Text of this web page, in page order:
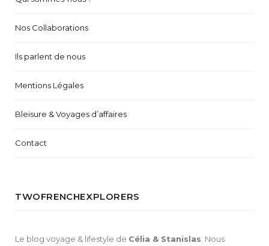
Nos Collaborations
Ils parlent de nous
Mentions Légales
Bleisure & Voyages d’affaires
Contact
TWOFRENCHEXPLORERS
Le blog voyage & lifestyle de Célia & Stanislas. Nous